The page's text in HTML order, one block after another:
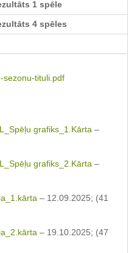
1 spēle
4 spēles
sezonu-tituli.pdf
grafiks_1.Kārta –
grafiks_2.Kārta –
– 12.09.2025; (41
– 19.10.2025; (47